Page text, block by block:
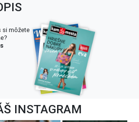
si môžete
INSTAGRAM